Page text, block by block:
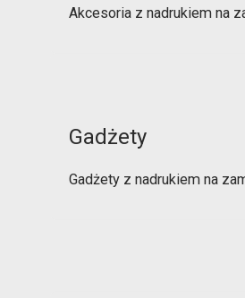
Akcesoria z nadrukiem na
Gadżety
Gadżety z nadrukiem na